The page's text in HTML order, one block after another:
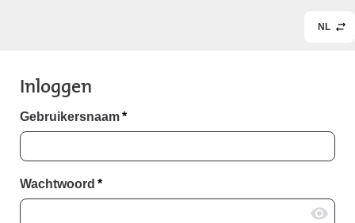
NL
Inloggen
Gebruikersnaam*
Wachtwoord *